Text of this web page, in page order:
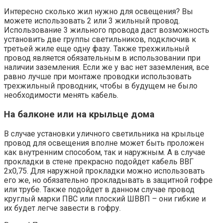
Интересно сколько жил нужно для освещения? Вы
можете использовать 2 или 3 жильный провод.
Использование 3 жильного провода даст возможность
установить две группы светильников, подключив к
третьей жиле еще одну фазу. Также трехжильный
провод является обязательным в использовании при
наличии заземления. Если же у вас нет заземления, все
равно лучше при монтаже проводки использовать
трехжильный проводник, чтобы в будущем не было
необходимости менять кабель.
На балконе или на крыльце дома
В случае установки уличного светильника на крыльце
провод для освещения вполне может быть проложен
как внутренним способом, так и наружным. А в случае
прокладки в стене прекрасно подойдет кабель ВВГ
2х0,75. Для наружной прокладки можно использовать
его же, но обязательно прокладывать в защитной гофре
или трубе. Также подойдет в данном случае провод
круглый марки ПВС или плоский ШВВП – они гибкие и
их будет легче завести в гофру.